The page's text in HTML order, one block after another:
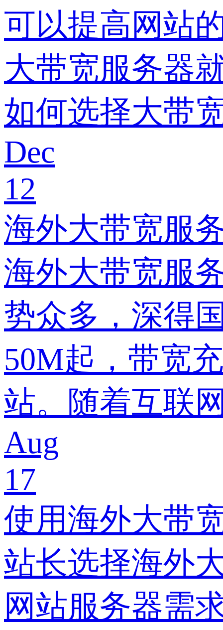
可以提高网站
大带宽服务器
如何选择大带
Dec
12
海外大带宽服
海外大带宽服
势众多，深得
50M起，带宽
站。随着互联
Aug
17
使用海外大带
站长选择海外
网站服务器需